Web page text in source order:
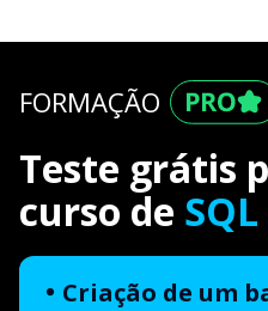
FORMAÇÃO
Teste grátis
curso de
Criação de um